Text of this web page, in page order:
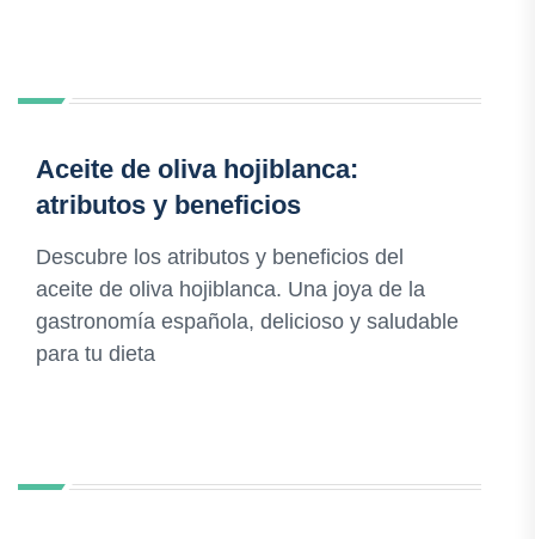
Aceite de oliva hojiblanca:
atributos y beneficios
Descubre los atributos y beneficios del
aceite de oliva hojiblanca. Una joya de la
gastronomía española, delicioso y saludable
para tu dieta